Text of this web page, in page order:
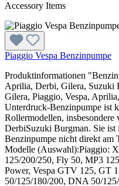
Accessory Items
Piaggio Vespa Benzinpumpe
Produktinformationen
Aprilia, Derbi, Gilera, Suzuki
Gilera, Piaggio, Vespa,
Unterdruck-Benzinpumpe ist
Rollermodellen,
DerbiSuzuki Burgman. Sie ist
Benzinpumpe nicht direkt am
Modelle (Auswahl):Piaggio:
125/200/250, Fly 50, MP3
Power, Vespa GTV 125, GT
50/125/180/200, DNA 50/